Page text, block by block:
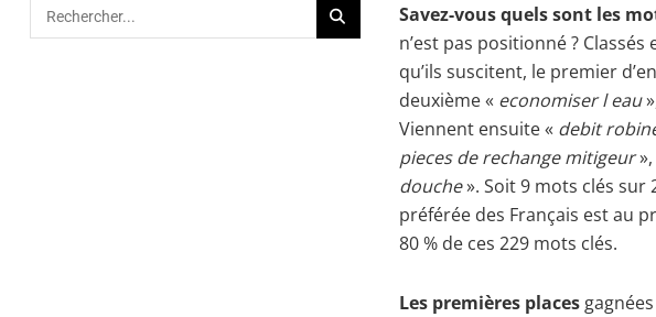
Savez-vous quels sont les
n’est pas positionné ?
qu’ils suscitent, le premier
deuxième « economiser l eau
Viennent ensuite « debit
pieces de rechange mitigeur»,
douche». Soit 9 mots clés sur
préférée des Français est au
80 % de ces 229 mots clés.
Les premières places